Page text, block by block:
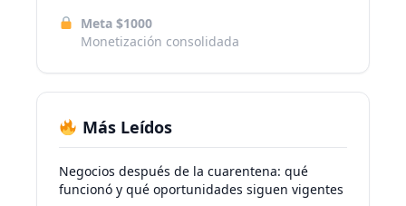
Meta $1000
Monetización consolidada
Más Leídos
Negocios después de la cuarentena: qué
funcionó y qué oportunidades siguen vigentes